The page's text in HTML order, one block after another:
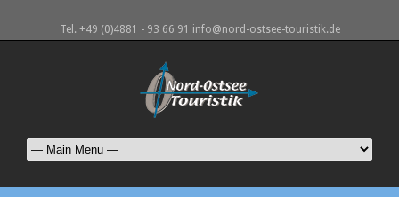
Tel. +49 (0)4881 - 93 66 91 info@nord-ostsee-touristik.de